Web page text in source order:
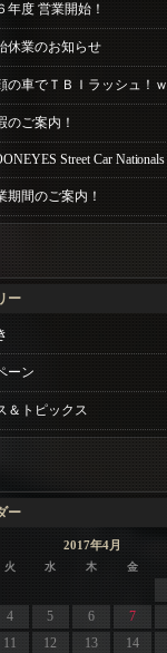
年度 営業開始！
休業のお知らせ
の車でＴＢＩラッシュ！ｗ
のご案内！
Street Car Nationals
期間のご案内！
ー
ーン
＆トピックス
ー
2017年4月
火 水 木 金
4 5 6 7
11 12 13 14